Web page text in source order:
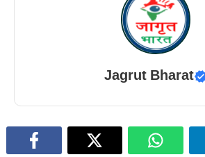
Jagrut Bharat